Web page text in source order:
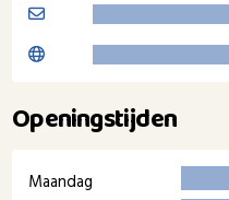
Openingstijden
Maandag